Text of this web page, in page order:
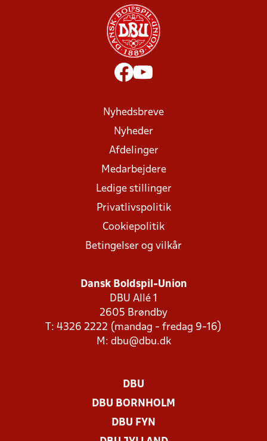
Nyhedsbreve
Nyheder
Afdelinger
Medarbejdere
Ledige stillinger
Privatlivspolitik
Cookiepolitik
Betingelser og vilkår
Dansk Boldspil-Union
DBU Allé 1
2605 Brøndby
T: 4326 2222 (mandag - fredag 9-16)
M: dbu@dbu.dk
DBU
DBU BORNHOLM
DBU FYN